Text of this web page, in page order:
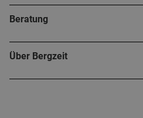
Beratung
Über Bergzeit